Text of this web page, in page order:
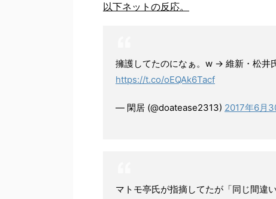
以下ネットの反応。
擁護してたのになぁ。w → 維新・松井
https://t.co/oEQAk6Tacf
— 閑居 (@doatease2313) 2017年6月
マトモ亭氏が指摘してたが「同じ間違